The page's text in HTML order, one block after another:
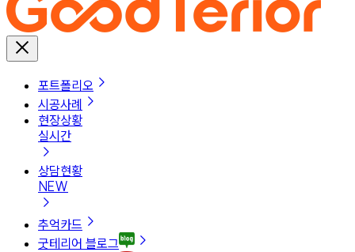
포트폴리오
시공사례
현장상황
실시간
상담현황
NEW
추억카드
굿테리어 블로그